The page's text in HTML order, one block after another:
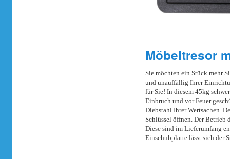
Möbeltresor
Sie möchten ein Stück mehr
und unauffällig Ihrer
für Sie! In diesem 45kg
Einbruch und vor Feuer
Diebstahl Ihrer Wertsachen.
Schlüssel öffnen. Der Betrieb
Diese sind im Lieferumfang
Einschubplatte lässt sich der